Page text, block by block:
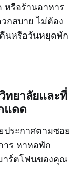
หรือร้านอาหาร
กสบาย ไม่ต้อง
นหรือวันหยุดพัก
ทยาลัยและที่
แดด
ประกาศตามซอย
าร หาหอพัก
าร์ตโฟนของคุณ